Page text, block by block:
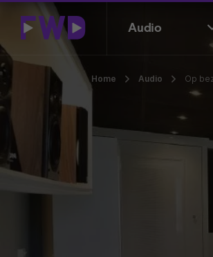
Audio
Home Audio Op